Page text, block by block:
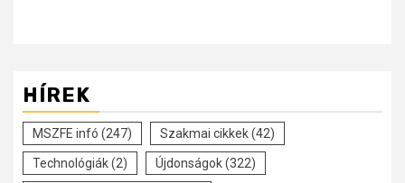
HÍREK
MSZFE infó (247) Szakmai cikkek(42)
Technológiák(2) Újdonságok(322)